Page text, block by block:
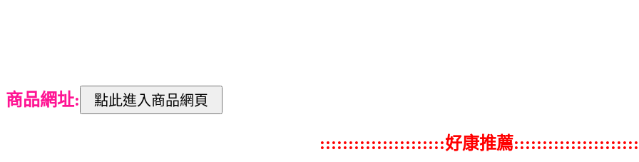
商品網址:
::::::::::::::::::::::好康推薦::::::::::::::::::::::